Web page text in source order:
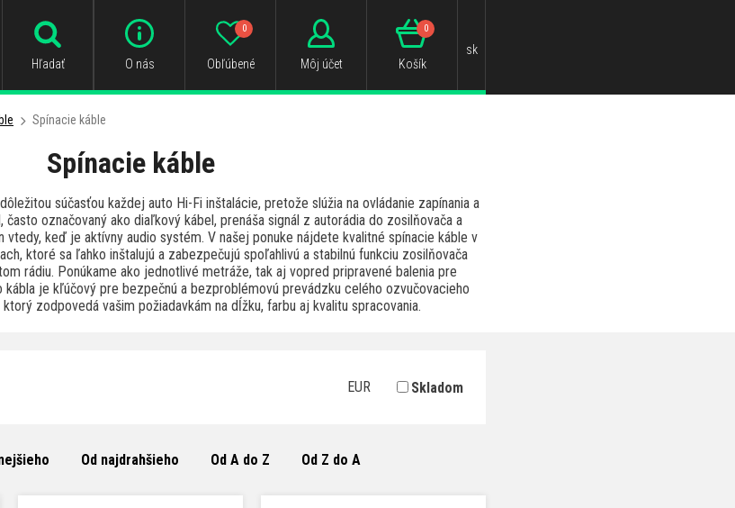
Hľadať O nás Obľúbené
0
Môj účet Košík
0
sk
Spínacie káble
Spínacie káble
súčasťou každej auto Hi-Fi inštalácie, pretože slúžia na ovládanie zapínania a
označovaný ako diaľkový kábel, prenáša signál z autorádia do zosilňovača a
keď je aktívny audio systém. V našej ponuke nájdete kvalitné spínacie káble v
ktoré sa ľahko inštalujú a zabezpečujú spoľahlivú a stabilnú funkciu zosilňovača
rádiu. Ponúkame ako jednotlivé metráže, tak aj vopred pripravené balenia pre
kábla je kľúčový pre bezpečnú a bezproblémovú prevádzku celého ozvučovacieho
zodpovedá vašim požiadavkám na dĺžku, farbu aj kvalitu spracovania.
EUR Skladom
Od najdrahšieho Od A do Z Od Z do A